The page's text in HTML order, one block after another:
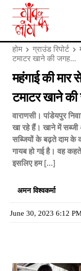
होम ग्राउंड रिपोर्ट
टमाटर खाने की जगह...
महंगाई की
टमाटर खाने
वाराणसी। पांडेयपुर
खा रहे हैं। खाने में
सब्जियों के बढ़ते दाम के
गायब हो गई है। वह
इसलिए हम […]
अमन विश्वकर्मा
June 30, 2023 6:12